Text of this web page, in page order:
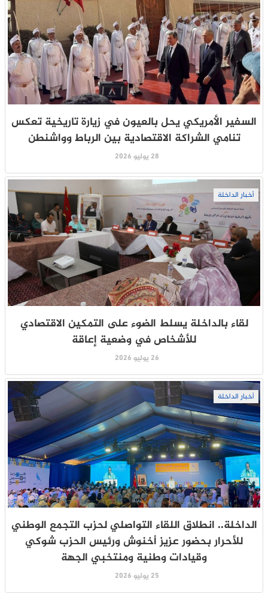
السفير الأمريكي يحل بالعيون في زيارة تاريخية تعكس
تنامي الشراكة الاقتصادية بين الرباط وواشنطن
28 يوليو 2026
أخبار الداخلة
لقاء بالداخلة يسلط الضوء على التمكين الاقتصادي
للأشخاص في وضعية إعاقة
26 يوليو 2026
أخبار الداخلة
الداخلة.. انطلاق اللقاء التواصلي لحزب التجمع الوطني
للأحرار بحضور عزيز أخنوش ورئيس الحزب شوكي
وقيادات وطنية ومنتخبي الجهة
25 يوليو 2026